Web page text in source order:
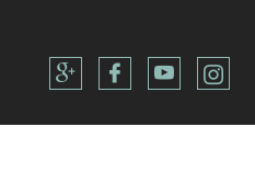
Dane teleadresowe